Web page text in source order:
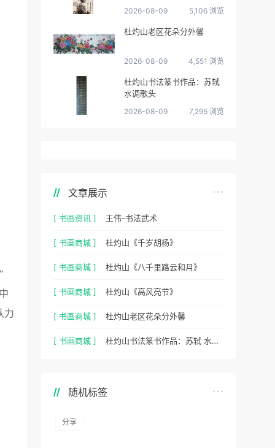
力
2026-08-09 5,106 浏览
杜灼山老区花朵分外馨
2026-08-09 4,551 浏览
杜灼山书法篆书作品：苏轼
水调歌头
2026-08-09 7,295 浏览
文章展示
[ 书画资讯 ] 王伟-书法武术
[ 书画商城 ] 杜灼山《千岁胡杨》
[ 书画商城 ] 杜灼山《八千里路云和月》
[ 书画商城 ] 杜灼山《高风亮节》
[ 书画商城 ] 杜灼山老区花朵分外馨
[ 书画商城 ] 杜灼山书法篆书作品：苏轼 水调歌头
随机标签
分享